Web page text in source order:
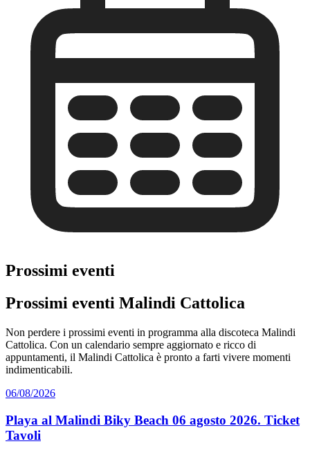
Prossimi eventi
Prossimi eventi Malindi Cattolica
Non perdere i prossimi eventi in programma alla discoteca Malindi
Cattolica. Con un calendario sempre aggiornato e ricco di
appuntamenti, il Malindi Cattolica è pronto a farti vivere momenti
indimenticabili.
06/08/2026
Playa al Malindi Biky Beach 06 agosto 2026. Ticket
Tavoli